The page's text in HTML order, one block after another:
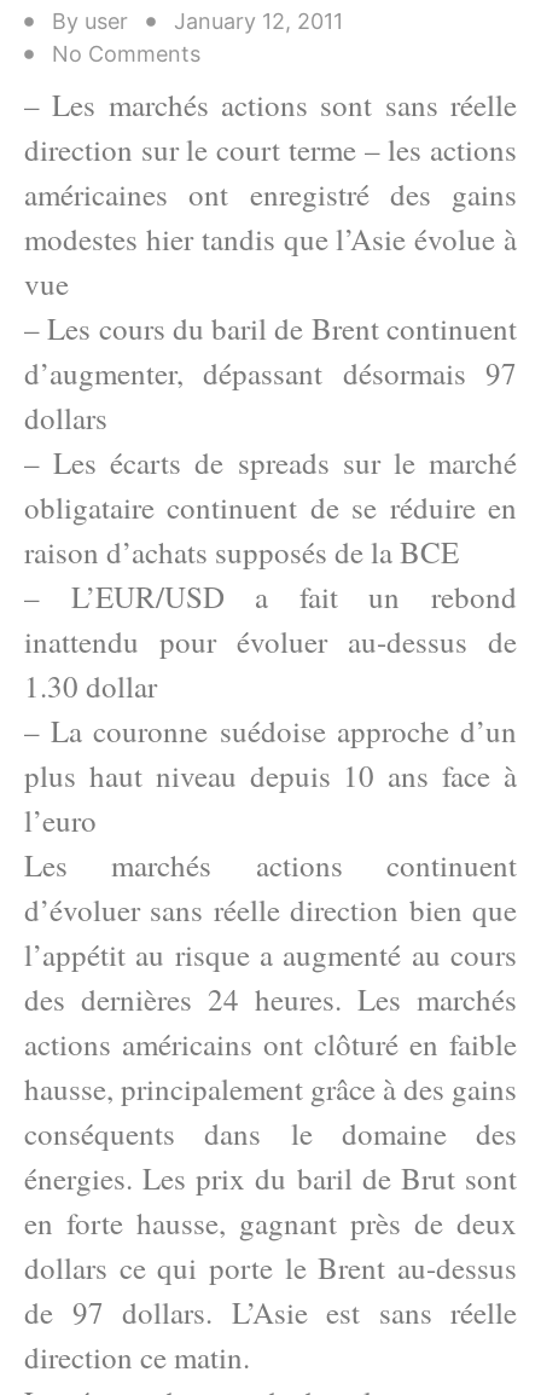
By user
January 12, 2011
No Comments
– Les marchés actions sont sans réelle
direction sur le court terme – les actions
américaines ont enregistré des gains
modestes hier tandis que l’Asie évolue à
vue
– Les cours du baril de Brent continuent
d’augmenter, dépassant désormais 97
dollars
– Les écarts de spreads sur le marché
obligataire continuent de se réduire en
raison d’achats supposés de la BCE
– L’EUR/USD a fait un rebond
inattendu pour évoluer au-dessus de
1.30 dollar
– La couronne suédoise approche d’un
plus haut niveau depuis 10 ans face à
l’euro
Les marchés actions continuent
d’évoluer sans réelle direction bien que
l’appétit au risque a augmenté au cours
des dernières 24 heures. Les marchés
actions américains ont clôturé en faible
hausse, principalement grâce à des gains
conséquents dans le domaine des
énergies. Les prix du baril de Brut sont
en forte hausse, gagnant près de deux
dollars ce qui porte le Brent au-dessus
de 97 dollars. L’Asie est sans réelle
direction ce matin.